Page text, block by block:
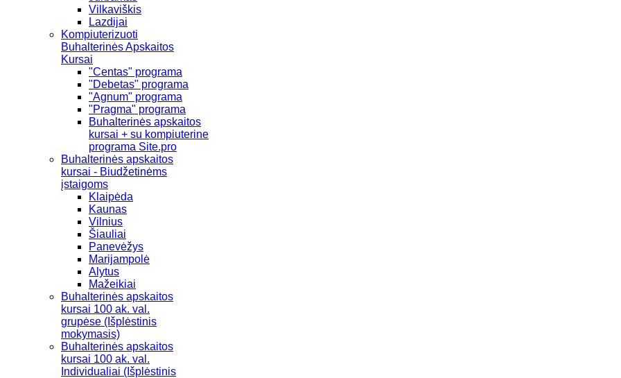
Vilkaviškis
Lazdijai
Kompiuterizuoti
Buhalterinės Apskaitos
Kursai
"Centas" programa
"Debetas" programa
"Agnum" programa
"Pragma" programa
Buhalterinės apskaitos
kursai + su kompiuterine
programa Site.pro
Buhalterinės apskaitos
kursai - Biudžetinėms
įstaigoms
Klaipėda
Kaunas
Vilnius
Šiauliai
Panevėžys
Marijampolė
Alytus
Mažeikiai
Buhalterinės apskaitos
kursai 100 ak. val.
grupėse (Išplėstinis
mokymasis)
Buhalterinės apskaitos
kursai 100 ak. val.
Individualiai (Išplėstinis